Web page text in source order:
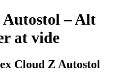
– Alt
at vide
Cloud Z Autostol